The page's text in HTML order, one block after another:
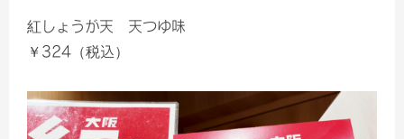
紅しょうが天 天つゆ味
￥324（税込）